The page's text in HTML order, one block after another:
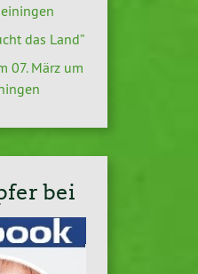
das Land”
07. März um
bei